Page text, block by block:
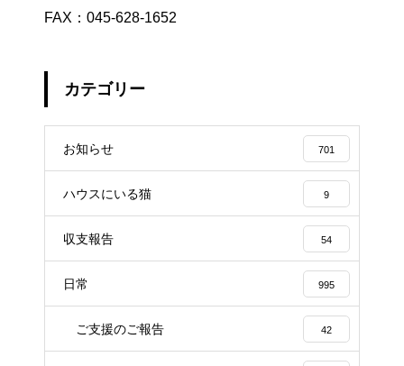
FAX：045-628-1652
カテゴリー
お知らせ 701
ハウスにいる猫 9
収支報告 54
日常 995
ご支援のご報告 42